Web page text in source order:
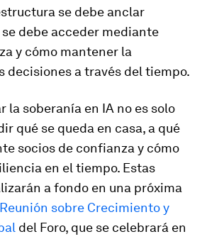
se debe anclar
debe acceder mediante
y cómo mantener la
decisiones a través del tiempo.
la soberanía en IA no es solo
qué se queda en casa, a qué
socios de confianza y cómo
en el tiempo. Estas
a fondo en una próxima
Reunión sobre Crecimiento y
del Foro, que se celebrará en